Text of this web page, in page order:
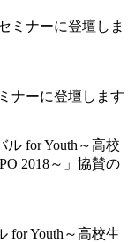
ナーに登壇します
for Youth～高校生